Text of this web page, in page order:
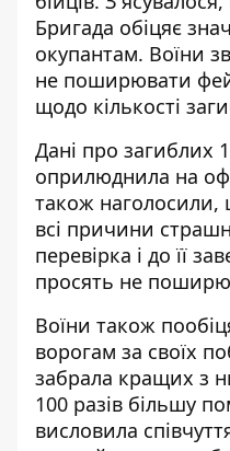
Бригада обіцяє
окупантам. Воїни
не поширювати
щодо кількості
Дані про загиблих
оприлюднила на
також наголосили,
всі причини
перевірка і до її
просять не
Воїни також
ворогам за своїх
забрала кращих з
100 разів більшу
висловила